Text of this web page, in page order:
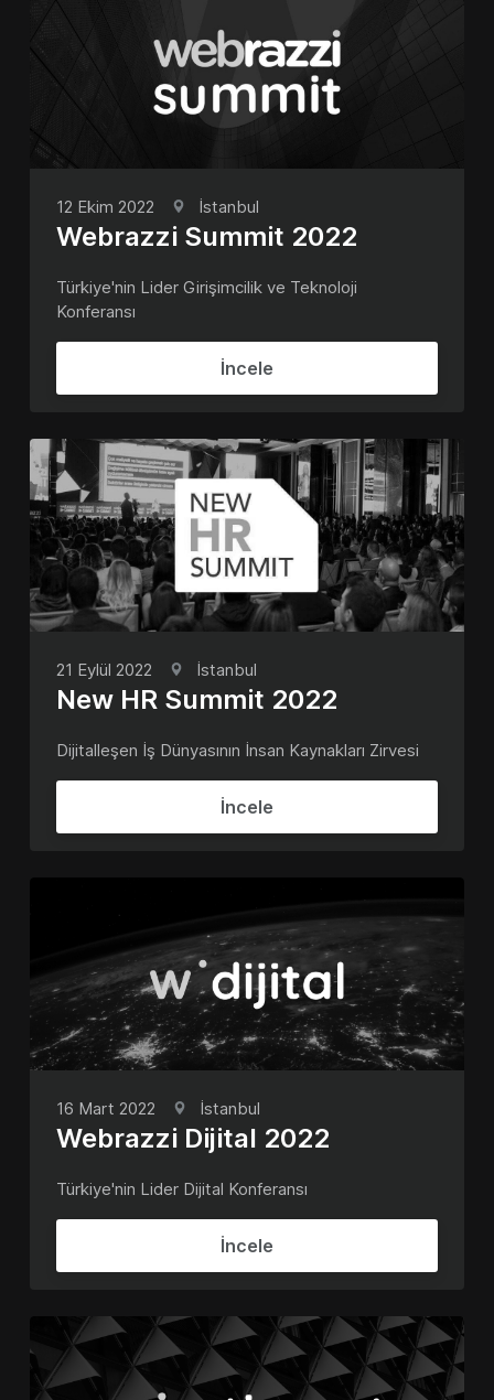
12 Ekim 2022 İstanbul
Webrazzi Summit 2022
Türkiye'nin Lider Girişimcilik ve Teknoloji
Konferansı
İncele
21 Eylül 2022 İstanbul
New HR Summit 2022
Dijitalleşen İş Dünyasının İnsan Kaynakları Zirvesi
İncele
16 Mart 2022 İstanbul
Webrazzi Dijital 2022
Türkiye'nin Lider Dijital Konferansı
İncele